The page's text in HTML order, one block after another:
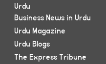
Urdu
Business News in Urdu
Urdu Magazine
Urdu Blogs
The Express Tribune